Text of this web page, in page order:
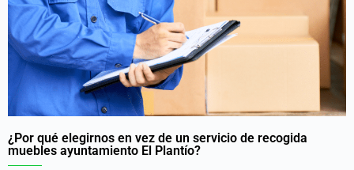
¿Por qué elegirnos en vez de un servicio de recogida
muebles ayuntamiento El Plantío?